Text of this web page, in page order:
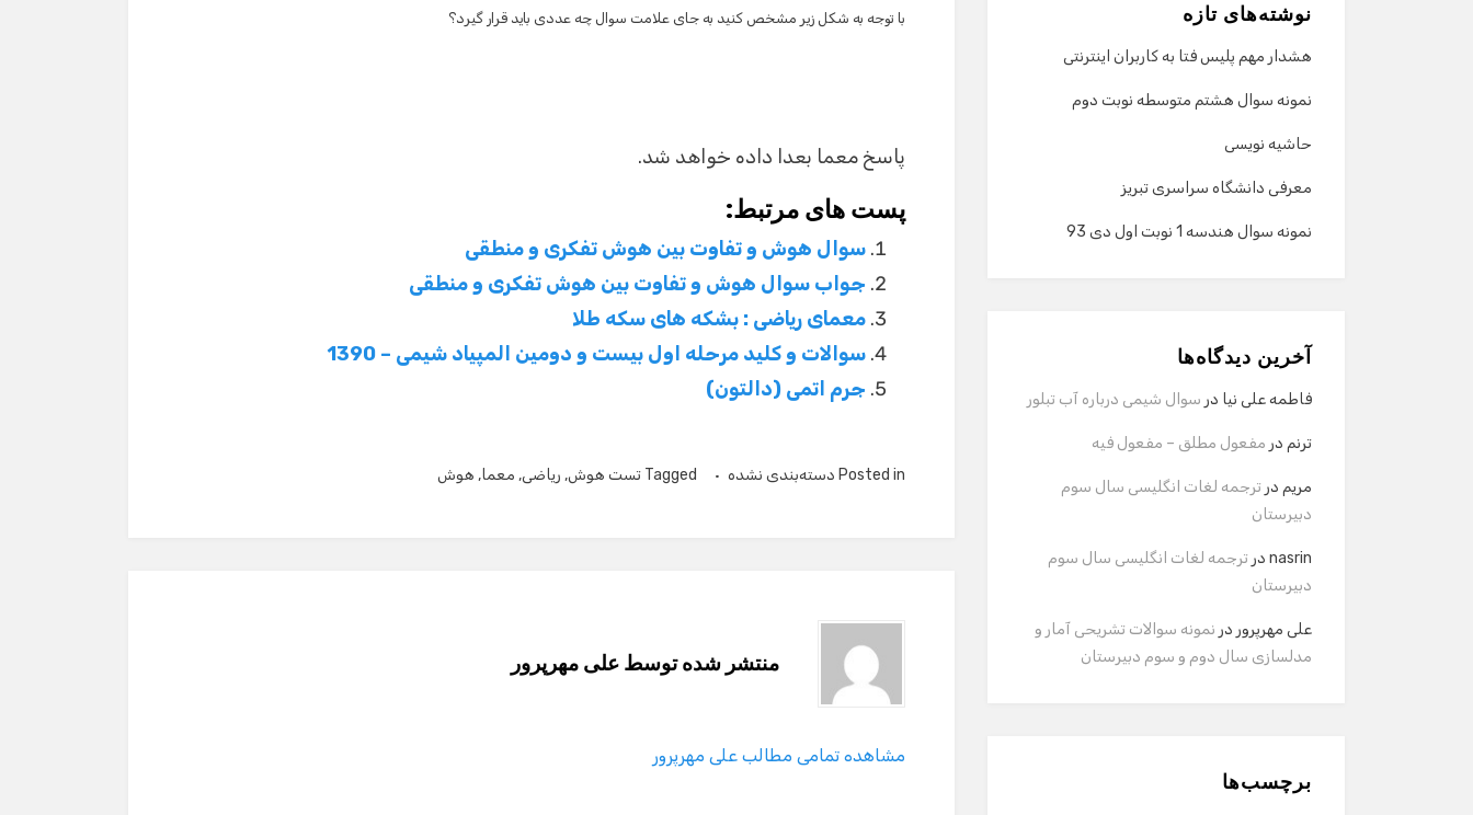
با توجه به شکل زیر مشخص کنید به جای علامت سوال چه عددی باید قرار گیرد؟
پاسخ معما بعدا داده خواهد شد.
پست های مرتبط:
سوال هوش و تفاوت بین هوش تفکری و منطقی
جواب سوال هوش و تفاوت بین هوش تفکری و منطقی
معمای ریاضی : بشکه های سکه طلا
سوالات و کلید مرحله اول بیست و دومین المپیاد شیمی – 1390
جرم اتمی (دالتون)
Posted in دسته‌بندی نشده Tagged تست هوش, ریاضی, معما, هوش
منتشر شده توسطعلی مهرپرور
مشاهده تمامی مطالب علی مهرپرور
نوشته‌های تازه
هشدار مهم پلیس فتا به کاربران اینترنتی
نمونه سوال هشتم متوسطه نوبت دوم
حاشیه نویسی
معرفی دانشگاه سراسری تبریز
نمونه سوال هندسه 1 نوبت اول دی 93
آخرین دیدگاه‌ها
فاطمه علی نیا در سوال شیمی درباره آب تبلور
ترنم در مفعول مطلق – مفعول فیه
مریم در ترجمه لغات انگلیسی سال سوم
دبیرستان
nasrin در ترجمه لغات انگلیسی سال سوم
دبیرستان
علی مهرپرور در نمونه سوالات تشریحی آمار و
مدلسازی سال دوم و سوم دبیرستان
برچسب‌ها